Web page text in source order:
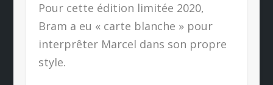
Pour cette édition limitée 2020,
Bram a eu « carte blanche » pour
interprêter Marcel dans son propre
style.